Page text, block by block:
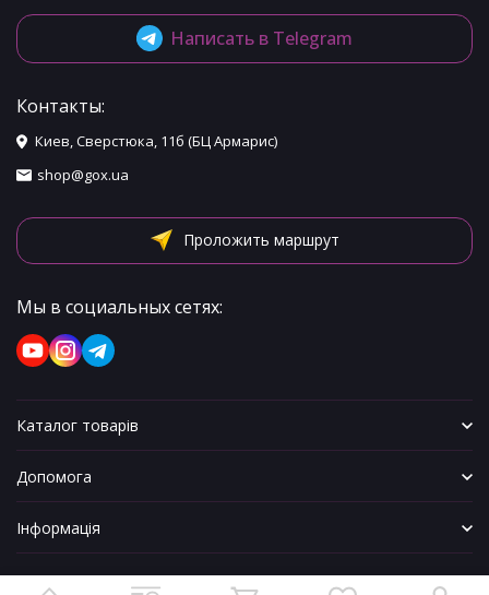
Написать в Telegram
Контакты:
Киев, Сверстюка, 11б (БЦ Армарис)
shop@gox.ua
Проложить маршрут
Мы в социальных сетях:
Каталог товарів
Допомога
Інформація